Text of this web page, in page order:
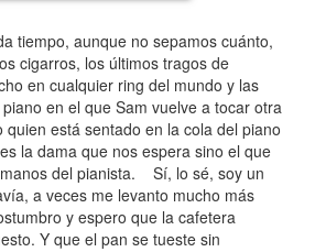
tiempo, aunque no sepamos cuánto,
cigarros, los últimos tragos de
en cualquier ring del mundo y las
en el que Sam vuelve a tocar otra
quien está sentado en la cola del piano
la dama que nos espera sino el que
del pianista. Sí, lo sé, soy un
a veces me levanto mucho más
y espero que la cafetera
Y que el pan se tueste sin